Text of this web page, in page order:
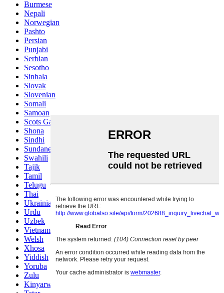
Burmese
Nepali
Norwegian
Pashto
Persian
Punjabi
Serbian
Sesotho
Sinhala
Slovak
Slovenian
Somali
Samoan
Scots Gaelic
Shona
Sindhi
Sundanese
Swahili
Tajik
Tamil
Telugu
Thai
Ukrainian
Urdu
Uzbek
Vietnamese
Welsh
Xhosa
Yiddish
Yoruba
Zulu
Kinyarwanda